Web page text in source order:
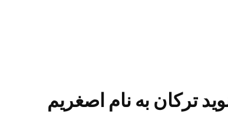
ترکان به نام اصغریم